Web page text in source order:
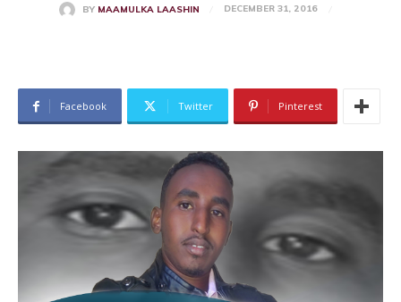
BY MAAMULKA LAASHIN DECEMBER 31, 2016
Facebook Twitter Pinterest